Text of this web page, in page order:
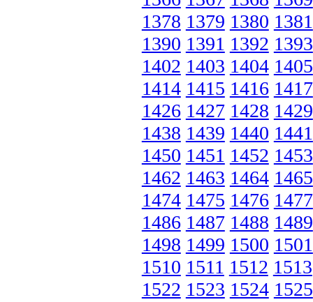
1378 1379 1380 1381
1390 1391 1392 1393
1402 1403 1404 1405
1414 1415 1416 1417
1426 1427 1428 1429
1438 1439 1440 1441
1450 1451 1452 1453
1462 1463 1464 1465
1474 1475 1476 1477
1486 1487 1488 1489
1498 1499 1500 1501
1510 1511 1512 1513
1522 1523 1524 1525